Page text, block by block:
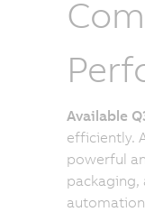
Available
efficiently.
powerful